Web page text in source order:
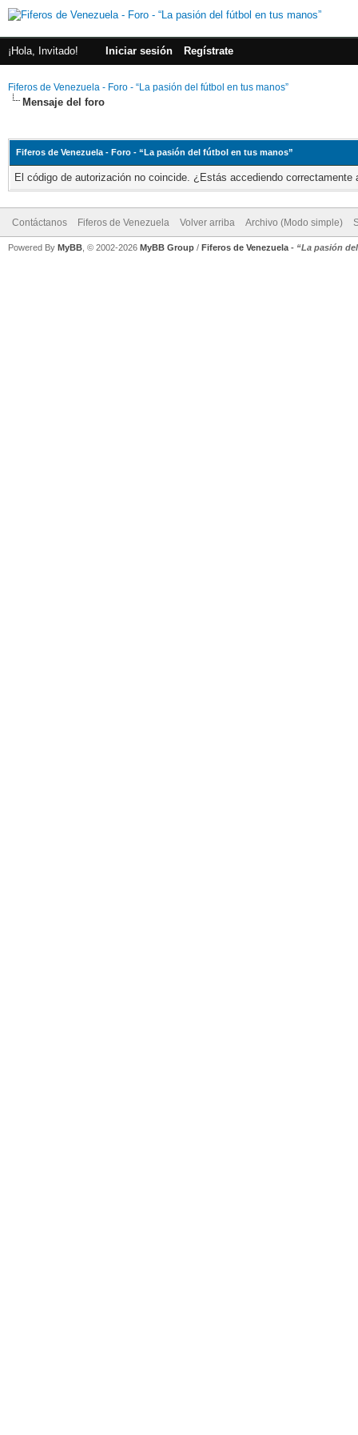
¡Hola, Invitado! Iniciar sesión Regístrate
Fiferos de Venezuela - Foro - “La pasión del fútbol en tus manos”
Mensaje del foro
Fiferos de Venezuela - Foro - “La pasión del fútbol en tus manos”
El código de autorización no coincide. ¿Estás accediendo
Contáctanos Fiferos de Venezuela Volver arriba Archivo (Modo simple)
Powered By MyBB , © 2002-2026 MyBB Group / Fiferos de Venezuela - “La pasión